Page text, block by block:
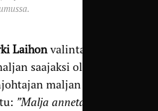
Laihonvalinta
saajaksi oli
maljan
”Malja annetaan